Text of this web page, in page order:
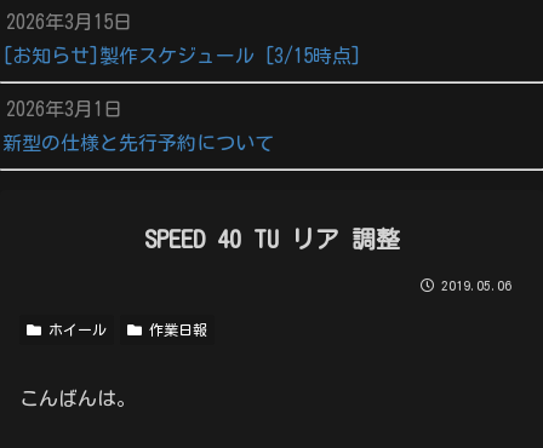
2026年3月15日
[お知らせ]製作スケジュール [3/15時点]
2026年3月1日
新型の仕様と先行予約について
SPEED 40 TU リア 調整
2019.05.06
ホイール 作業日報
こんばんは。